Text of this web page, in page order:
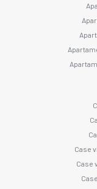
Case
Case